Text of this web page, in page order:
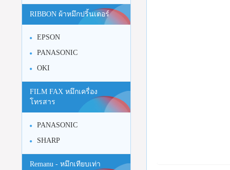
RIBBON ผ้าหมึกปริ้นเตอร์
EPSON
PANASONIC
OKI
FILM FAX หมึกเครื่อง
โทรสาร
PANASONIC
SHARP
Remanu - หมึกเทียบเท่า